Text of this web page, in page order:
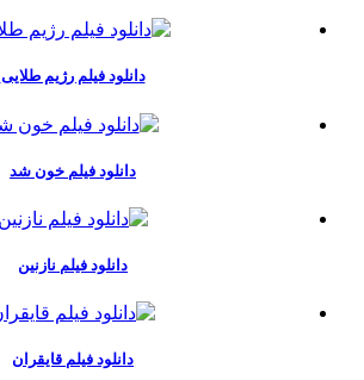
دانلود فیلم رژیم طلایی
دانلود فیلم خون شد
دانلود فیلم نازنین
دانلود فیلم قایقران